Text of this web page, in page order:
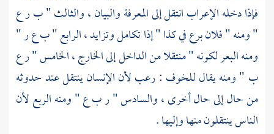
فإذا دخله الإعراب انتقل إلى المعرفة والبيان ، والثالث " ب ر ع
" ومنه " فلان برع في كذا " إذا تكامل وتزايد ، الرابع " ب ع ر "
ومنه البعر لكونه " منتقلا من الداخل إلى الخارج ، الخامس " ر ع
ب " ومنه يقال للخوف : رعب لأن الإنسان ينتقل عند حدوثه
من حال إلى حال أخرى ، والسادس " ر ب ع " ومنه الربع لأن
الناس ينتقلون منها وإليها .